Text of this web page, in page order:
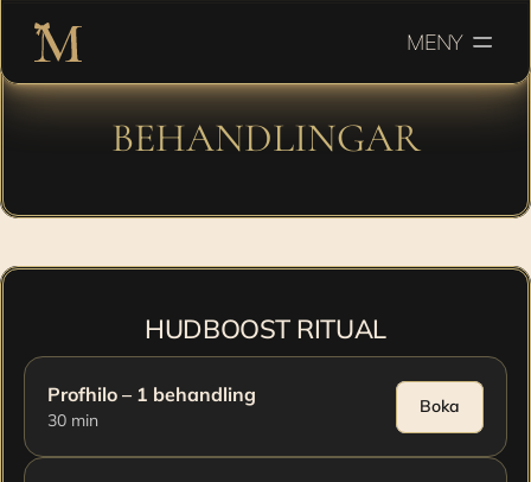
MENY
BEHANDLINGAR
och livfullhet.
HUDBOOST RITUAL
Profhilo – 1 behandling
30 min
Boka